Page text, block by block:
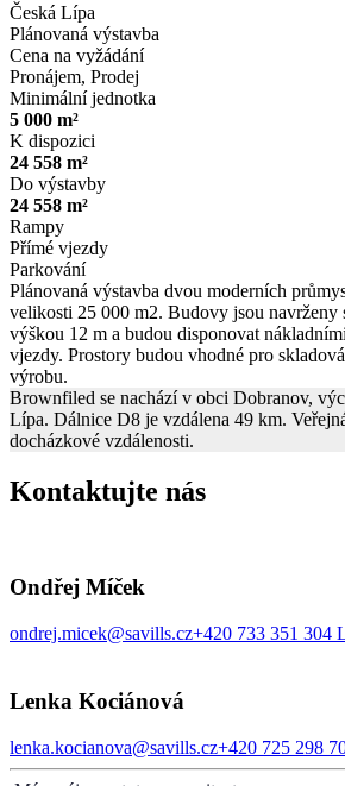
Česká Lípa
Plánovaná výstavba
Cena na vyžádání
Pronájem, Prodej
Minimální jednotka
5 000 m²
K dispozici
24 558 m²
Do výstavby
24 558 m²
Rampy
Přímé vjezdy
Parkování
Plánovaná výstavba dvou moderních
velikosti 25 000 m2. Budovy jsou navrženy
výškou 12 m a budou disponovat
vjezdy. Prostory budou vhodné pro
výrobu.
Brownfiled se nachází v obci Dobranov,
Lípa. Dálnice D8 je vzdálena 49 km.
docházkové vzdálenosti.
Kontaktujte nás
Ondřej Míček
ondrej.micek@savills.cz+420 733 351 304
Lenka Kociánová
lenka.kocianova@savills.cz+420 725 298